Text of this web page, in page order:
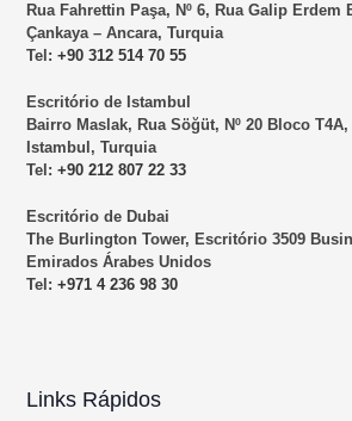
Rua Fahrettin Paşa, Nº 6, Rua Galip Erdem
Çankaya – Ancara, Turquia
Tel:+90 312 514 70 55
Escritório de Istambul
Bairro Maslak, Rua Söğüt, Nº 20 Bloco T4A,
Istambul, Turquia
Tel:+90 212 807 22 33
Escritório de Dubai
The Burlington Tower, Escritório 3509
Emirados Árabes Unidos
Tel:+971 4 236 98 30
Links Rápidos